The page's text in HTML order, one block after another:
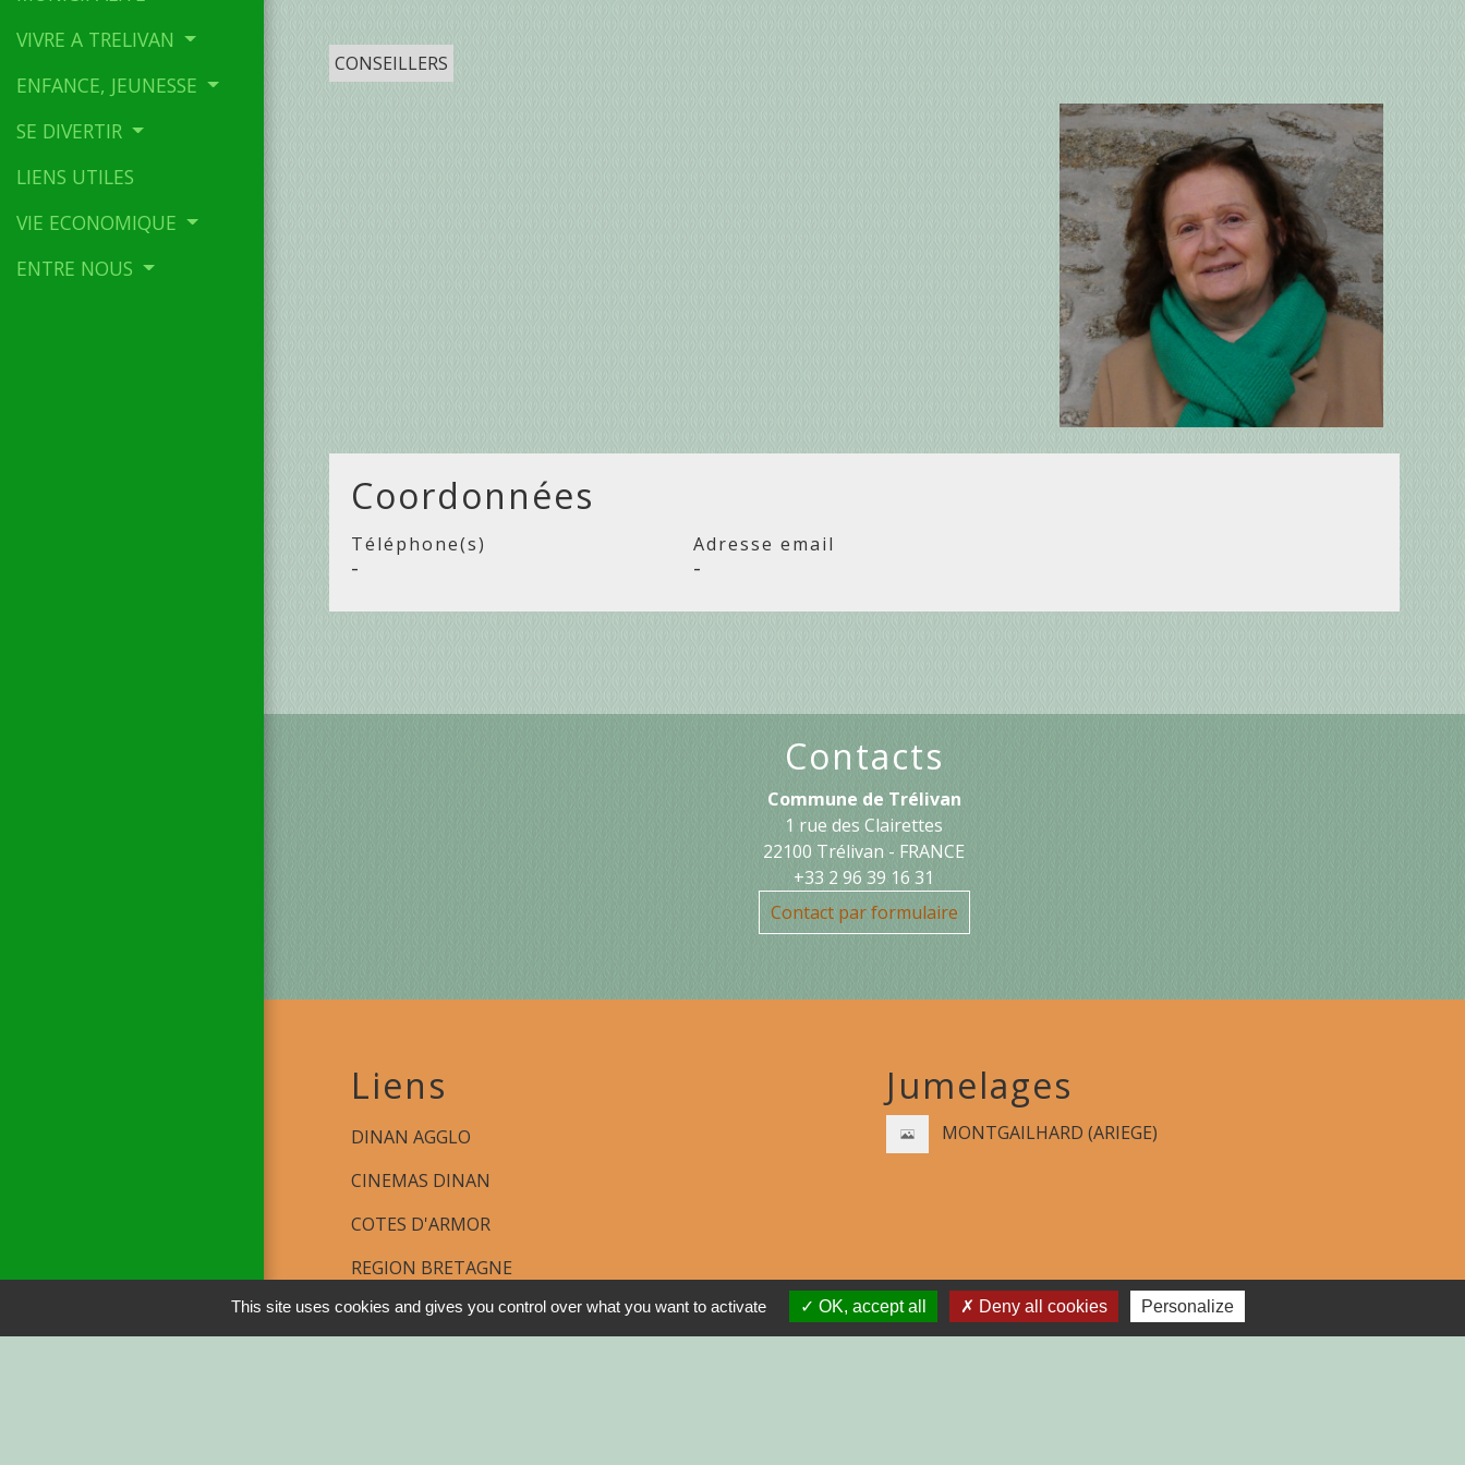
VIVRE A TRELIVAN
ENFANCE, JEUNESSE
SE DIVERTIR
LIENS UTILES
VIE ECONOMIQUE
ENTRE NOUS
CONSEILLERS
Coordonnées
Téléphone(s)
-
Adresse email
-
Contacts
Commune de Trélivan
1 rue des Clairettes
22100 Trélivan - FRANCE
+33 2 96 39 16 31
Contact par formulaire
Liens
DINAN AGGLO
CINEMAS DINAN
COTES D'ARMOR
REGION BRETAGNE
DEMARCHES ADMINISTRATIVES SUR
Service-public.fr
Jumelages
MONTGAILHARD (ARIEGE)
This site uses cookies and gives you control over what you want to activate OK, accept all Deny all cookies Personalize